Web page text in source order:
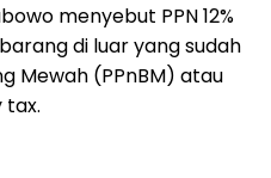
menyebut PPN 12%
di luar yang sudah
Mewah (PPnBM) atau
tax.